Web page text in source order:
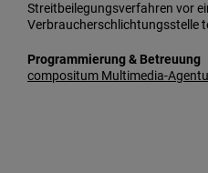
Streitbeilegungsverfahren vor
Verbraucherschlichtungsstelle
Programmierung & Betreuung
compositum Multimedia-